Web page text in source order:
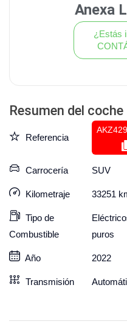
Resumen del coche
Referencia
Carrocería SUV
Kilometraje 33251
Tipo de
Combustible
puros
Año 2022
Transmisión
Anexa
¿Estás